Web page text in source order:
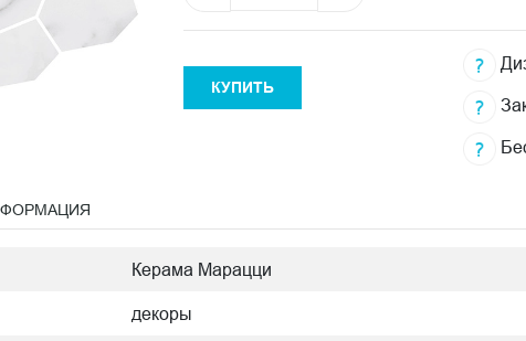
КУПИТЬ
Керама Марацци
декоры